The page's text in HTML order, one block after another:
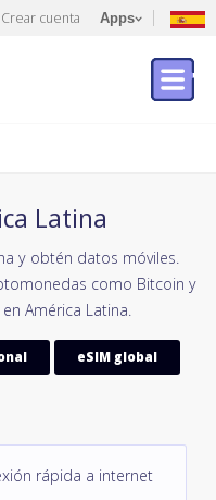
Crear cuenta Apps
Latina
y obtén datos móviles.
como Bitcoin y
América Latina.
eSIM global
rápida a internet